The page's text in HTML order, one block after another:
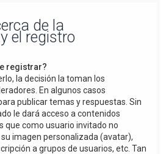
de la
el registro
registrar?
la decisión la toman los
En algunos casos
publicar temas y respuestas. Sin
le dará acceso a contenidos
que como usuario invitado no
imagen personalizada (avatar),
a grupos de usuarios, etc. Tan